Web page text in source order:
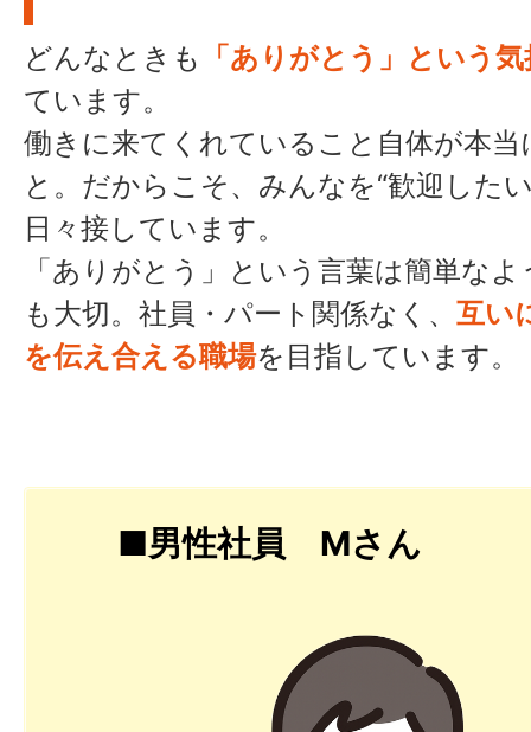
どんなときも
「ありがとう」という
ています。
働きに来てくれていること自体が本
と。だからこそ、みんなを“歓迎した
日々接しています。
「ありがとう」という言葉は簡単な
も大切。社員・パート関係なく、 互い
を伝え合える職場を目指しています。
■男性社員 Mさん